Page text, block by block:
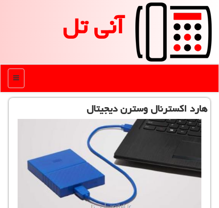
آنی تل
منو
هارد اكسترنال وسترن دیجیتال